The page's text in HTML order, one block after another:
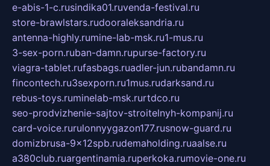
e-abis-1-c.rusindika01.ruvenda-festival.ru
store-brawlstars.rudooraleksandria.ru
antenna-highly.rumine-lab-msk.ru1-mus.ru
3-sex-porn.ruban-damn.rupurse-factory.ru
viagra-tablet.rufasbags.ruadler-jun.rubandamn.ru
fincontech.ru3sexporn.ru1mus.rudarksand.ru
rebus-toys.ruminelab-msk.rurtdco.ru
seo-prodvizhenie-sajtov-stroitelnyh-kompanij.ru
card-voice.rurulonnyygazon177.rusnow-guard.ru
domizbrusa-9x12spb.rudemaholding.ruaalse.ru
a380club.ruargentinamia.ruperkoka.rumovie-one.ru